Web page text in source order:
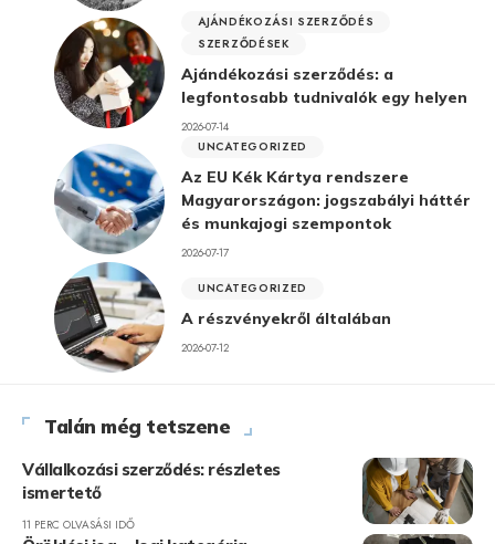
AJÁNDÉKOZÁSI SZERZŐDÉS
SZERZŐDÉSEK
Ajándékozási szerződés: a
legfontosabb tudnivalók egy helyen
2026-07-14
UNCATEGORIZED
Az EU Kék Kártya rendszere
Magyarországon: jogszabályi háttér
és munkajogi szempontok
2026-07-17
UNCATEGORIZED
A részvényekről általában
2026-07-12
Talán még tetszene
Vállalkozási szerződés: részletes
ismertető
11 PERC OLVASÁSI IDŐ